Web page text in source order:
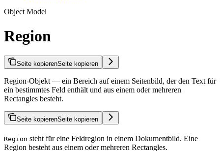
Object Model
Region
Seite kopierenSeite kopieren
Region-Objekt — ein Bereich auf einem Seitenbild, der den Text für
ein bestimmtes Feld enthält und aus einem oder mehreren
Rectangles besteht.
Seite kopierenSeite kopieren
Region steht für eine Feldregion in einem Dokumentbild. Eine
Region besteht aus einem oder mehreren Rectangles.